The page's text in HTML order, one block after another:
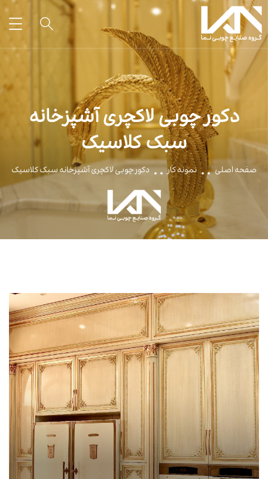
دکور چوبی لاکچری آشپزخانه
سبک کلاسیک
صفحه اصلی نمونه کار دکور چوبی لاکچری آشپزخانه سبک کلاسیک